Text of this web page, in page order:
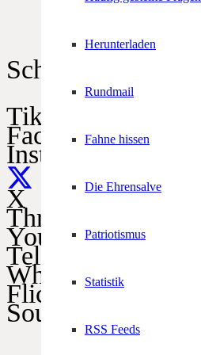
Herunterladen
Rundmail
Fahne hissen
Die Ehrensalve
Patriotismus
Statistik
RSS Feeds
Schützen im Netz
TikTok
Facebook
Instagram
X
Threads
YouTube
Telegram
WhatsApp
Flickr
SoundCloud